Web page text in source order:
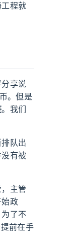
程就
享说
。但是
。我们
队出
有被
主管
政
了不
前在手